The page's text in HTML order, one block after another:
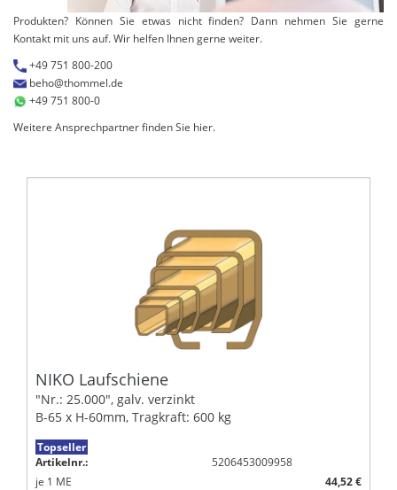
Produkten? Können Sie etwas nicht finden? Dann nehmen Sie gerne
Kontakt mit uns auf. Wir helfen Ihnen gerne weiter.
+49 751 800-200
beho@thommel.de
+49 751 800-0
Weitere Ansprechpartner finden Sie hier.
NIKO Laufschiene
"Nr.: 25.000", galv. verzinkt
B-65 x H-60mm, Tragkraft: 600 kg
Topseller
Artikelnr.:
5206453009958
je 1 ME 44,52 €